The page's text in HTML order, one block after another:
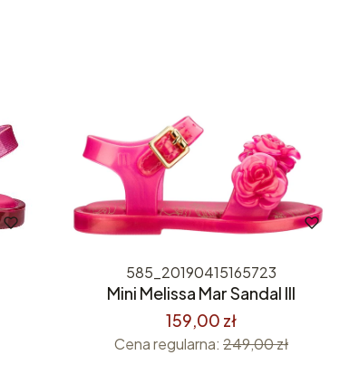
585_20190415165723
Mini Melissa Mar Sandal III
159,00 zł
Cena regularna: 249,00 zł